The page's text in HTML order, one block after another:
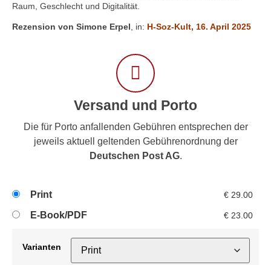
Raum, Geschlecht und Digitalität.
Rezension von Simone Erpel, in: H-Soz-Kult, 16. April 2025
Versand und Porto
Die für Porto anfallenden Gebühren entsprechen der
jeweils aktuell geltenden Gebührenordnung der
Deutschen Post AG.
Print € 29.00
E-Book/PDF € 23.00
Varianten